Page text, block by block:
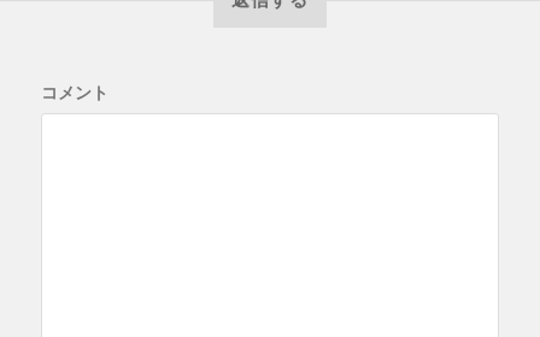
コメント